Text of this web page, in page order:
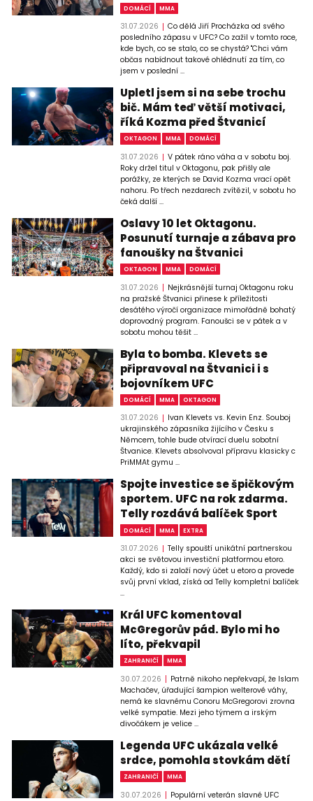
DOMÁCÍ MMA
31.07.2026
Co dělá Jiří Procházka od svého
posledního zápasu v UFC? Co zažil v tomto roce,
kde bych, co se stalo, co se chystá? "Chci vám
občas nabídnout takové ohlédnutí za tím, co
jsem v poslední ...
Upletl jsem si na sebe trochu
bič. Mám teď větší motivaci,
říká Kozma před Štvanicí
OKTAGON MMA DOMÁCÍ
31.07.2026
V pátek ráno váha a v sobotu boj.
Roky držel titul v Oktagonu, pak přišly ale
porážky, ze kterých se David Kozma vrací opět
nahoru. Po třech nezdarech zvítězil, v sobotu ho
čeká další ...
Oslavy 10 let Oktagonu.
Posunutí turnaje a zábava pro
fanoušky na Štvanici
OKTAGON MMA DOMÁCÍ
31.07.2026
Nejkrásnější turnaj Oktagonu roku
na pražské Štvanici přinese k příležitosti
desátého výročí organizace mimořádně bohatý
doprovodný program. Fanoušci se v pátek a v
sobotu mohou těšit ...
Byla to bomba. Klevets se
připravoval na Štvanici i s
bojovníkem UFC
DOMÁCÍ MMA OKTAGON
31.07.2026
Ivan Klevets vs. Kevin Enz. Souboj
ukrajinského zápasníka žijícího v Česku s
Němcem, tohle bude otvírací duelu sobotní
Štvanice. Klevets absolvoval přípravu klasicky c
PriMMAt gymu ...
Spojte investice se špičkovým
sportem. UFC na rok zdarma.
Telly rozdává balíček Sport
DOMÁCÍ MMA EXTRA
31.07.2026
Telly spouští unikátní partnerskou
akci se světovou investiční platformou etoro.
Každý, kdo si založí nový účet u etoro a provede
svůj první vklad, získá od Telly kompletní balíček
...
Král UFC komentoval
McGregorův pád. Bylo mi ho
líto, překvapil
ZAHRANIČÍ MMA
30.07.2026
Patrně nikoho nepřekvapí, že Islam
Machačev, úřadující šampion welterové váhy,
nemá ke slavnému Conoru McGregorovi zrovna
velké sympatie. Mezi jeho týmem a irským
divočákem je velice ...
Legenda UFC ukázala velké
srdce, pomohla stovkám dětí
ZAHRANIČÍ MMA
30.07.2026
Populární veterán slavné UFC